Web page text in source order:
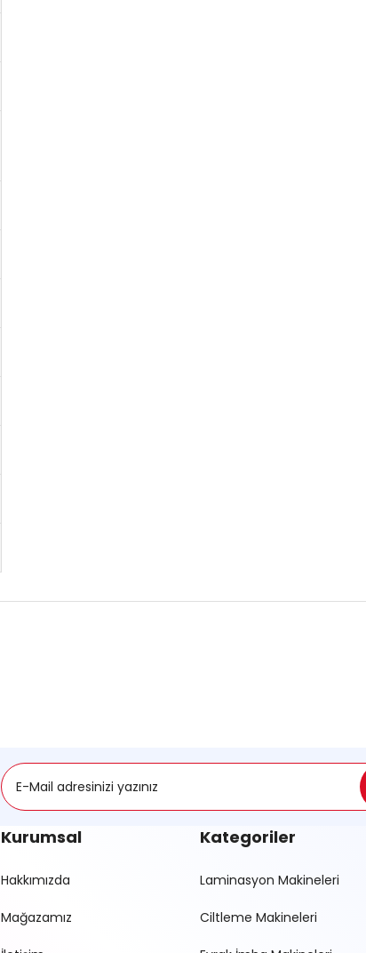
Gönder
Kurumsal
Hakkımızda
Mağazamız
Kategoriler
Laminasyon Makineleri
Ciltleme Makineleri